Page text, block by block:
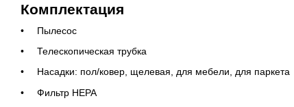
Комплектация
Пылесос
Телескопическая трубка
Насадки: пол/ковер, щелевая, для мебели, для паркета
Фильтр HEPA